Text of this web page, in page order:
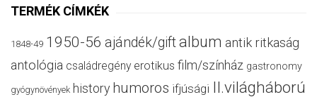
TERMÉK CÍMKÉK
1848-49 1950-56 ajándék/giftalbum antik ritkaság
antológia családregény erotikus film/színház gastronomy
gyógynövények history humoros ifjúsági II.világháború